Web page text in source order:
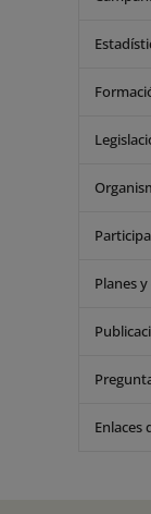
Planes
Enlaces